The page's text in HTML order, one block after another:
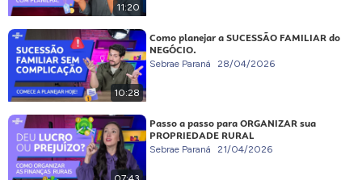
11:20
10:28
Como planejar a SUCESSÃO FAMILIAR do
NEGÓCIO.
Sebrae Paraná 28/04/2026
Passo a passo para ORGANIZAR sua
PROPRIEDADE RURAL
Sebrae Paraná 21/04/2026